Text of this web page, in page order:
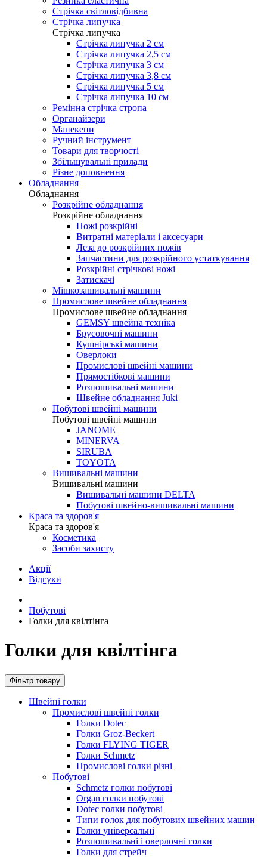
Стрічка світловідбивна
Стрічка липучка
Стрічка липучка
Стрічка липучка 2 см
Стрічка липучка 2,5 см
Стрічка липучка 3 см
Стрічка липучка 3,8 см
Стрічка липучка 5 см
Стрічка липучка 10 см
Ремінна стрічка стропа
Органайзери
Манекени
Ручний інструмент
Товари для творчості
Збільшувальні прилади
Різне доповнення
Обладнання
Обладнання
Розкрійне обладнання
Розкрійне обладнання
Ножі розкрійні
Витратні матеріали і аксесуари
Леза до розкрійних ножів
Запчастини для розкрійного устаткування
Розкрійні стрічкові ножі
Затискачі
Мішкозашивальні машини
Промислове швейне обладнання
Промислове швейне обладнання
GEMSY швейна техніка
Брусовочні машини
Кушнірські машини
Оверлоки
Промислові швейні машини
Прямостібкові машини
Розпошивальні машини
Швейне обладнання Juki
Побутові швейні машини
Побутові швейні машини
JANOME
MINERVA
SIRUBA
TOYOTA
Вишивальні машини
Вишивальні машини
Вишивальні машини DELTA
Побутові швейно-вишивальні машини
Краса та здоров'я
Краса та здоров'я
Косметика
Засоби захисту
Акції
Відгуки
Побутові
Голки для квілтінга
Голки для квілтінга
Фільтр товару
Швейні голки
Промислові швейні голки
Голки Dotec
Голки Groz-Beckert
Голки FLYING TIGER
Голки Schmetz
Промислові голки різні
Побутові
Schmetz голки побутові
Organ голки побутові
Dotec голки побутові
Типи голок для побутових швейних машин
Голки універсальні
Розпошивальні і оверлочні голки
Голки для стрейч